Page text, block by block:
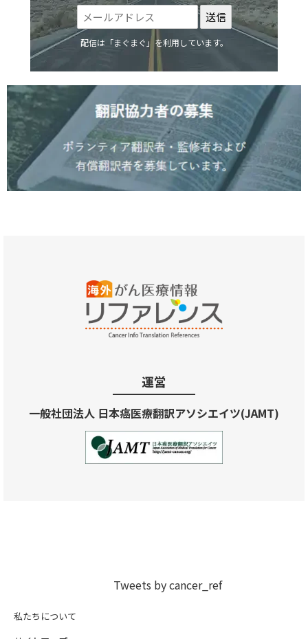
配信は「まぐまぐ」を利用しています。
運営
一般社団法人 日本癌医療翻訳アソシエイツ(JAMT)
Tweets by cancer_ref
私たちについて